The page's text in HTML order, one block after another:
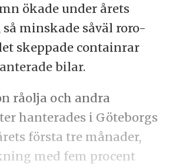
ökade under årets
minskade såväl roro-
skeppade containrar
bilar.
råolja och andra
hanterades i Göteborgs
första tre månader,
med fem procent